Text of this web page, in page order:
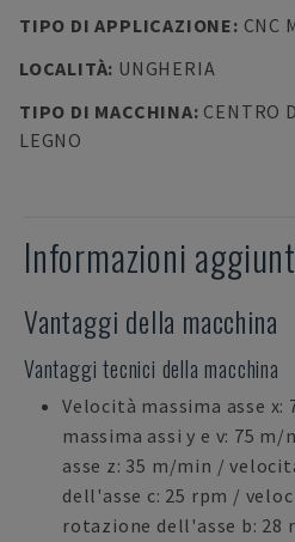
TIPO DI APPLICAZIONE: CNC
LOCALITÀ: UNGHERIA
TIPO DI MACCHINA: CENTRO
LEGNO
Informazioni
Vantaggi della macchina
Vantaggi tecnici della macchina
Velocità massima asse
massima assi y e v: 75
asse z: 35 m/min /
dell'asse c: 25 rpm /
rotazione dell'asse b: 28